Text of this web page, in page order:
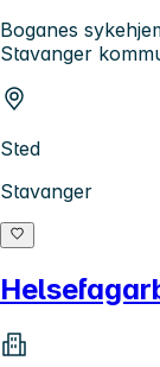
Boganes
Stavanger
Sted
Stavanger